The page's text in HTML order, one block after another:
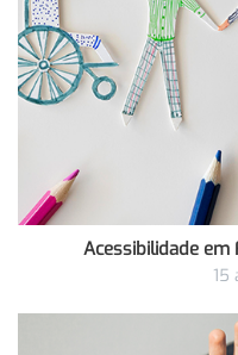
Acessibilidade em
15